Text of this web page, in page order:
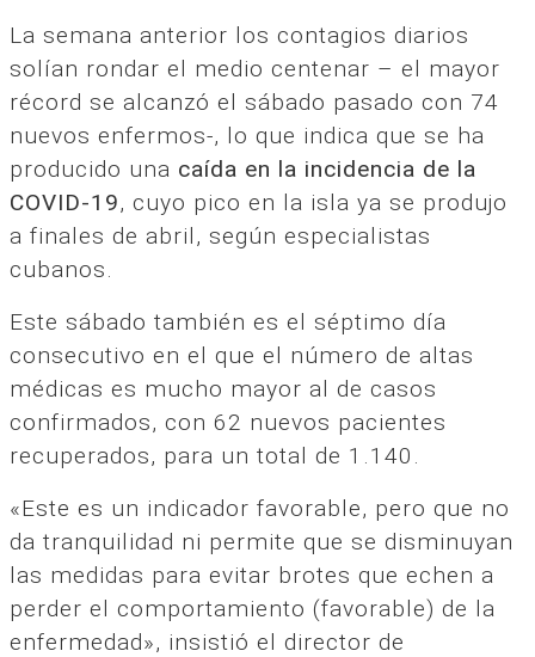
La semana anterior los contagios diarios
solían rondar el medio centenar – el mayor
récord se alcanzó el sábado pasado con 74
nuevos enfermos-, lo que indica que se ha
producido una caída en la incidencia de la
COVID-19, cuyo pico en la isla ya se produjo
a finales de abril, según especialistas
cubanos.
Este sábado también es el séptimo día
consecutivo en el que el número de altas
médicas es mucho mayor al de casos
confirmados, con 62 nuevos pacientes
recuperados, para un total de 1.140.
«Este es un indicador favorable, pero que no
da tranquilidad ni permite que se disminuyan
las medidas para evitar brotes que echen a
perder el comportamiento (favorable) de la
enfermedad», insistió el director de